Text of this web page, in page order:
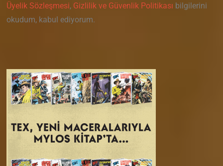
Üyelik Sözleşmesi, Gizlilik ve Güvenlik Politikası bilgilerini
okudum, kabul ediyorum.